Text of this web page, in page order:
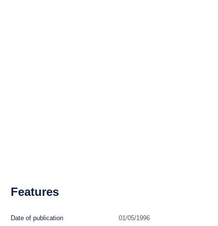
Features
Date of publication 01/05/1996